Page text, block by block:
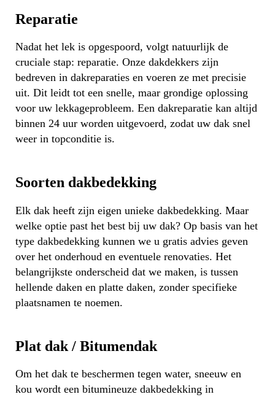
Reparatie
Nadat het lek is opgespoord, volgt natuurlijk de
cruciale stap: reparatie. Onze dakdekkers zijn
bedreven in dakreparaties en voeren ze met precisie
uit. Dit leidt tot een snelle, maar grondige oplossing
voor uw lekkageprobleem. Een dakreparatie kan altijd
binnen 24 uur worden uitgevoerd, zodat uw dak snel
weer in topconditie is.
Soorten dakbedekking
Elk dak heeft zijn eigen unieke dakbedekking. Maar
welke optie past het best bij uw dak? Op basis van het
type dakbedekking kunnen we u gratis advies geven
over het onderhoud en eventuele renovaties. Het
belangrijkste onderscheid dat we maken, is tussen
hellende daken en platte daken, zonder specifieke
plaatsnamen te noemen.
Plat dak / Bitumendak
Om het dak te beschermen tegen water, sneeuw en
kou wordt een bitumineuze dakbedekking in